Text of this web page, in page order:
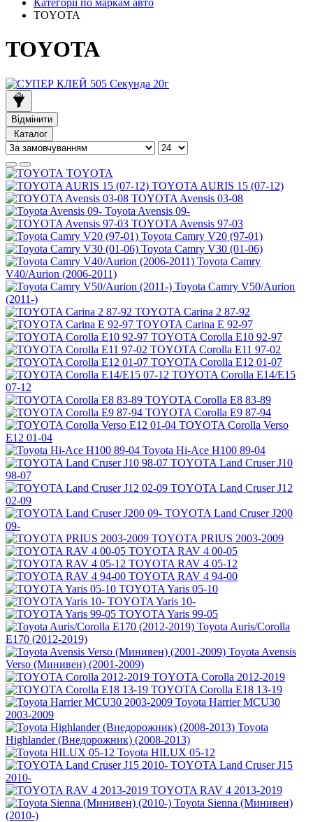
Категорії по маркам авто
TOYOTA
TOYOTA
Відмінити
Каталог
TOYOTA
TOYOTA AURIS 15 (07-12)
TOYOTA Avensis 03-08
Toyota Avensis 09-
TOYOTA Avensis 97-03
Toyota Camry V20 (97-01)
Toyota Camry V30 (01-06)
Toyota Camry
V40/Aurion (2006-2011)
Toyota Camry V50/Aurion
(2011-)
TOYOTA Carina 2 87-92
TOYOTA Carina E 92-97
TOYOTA Corolla E10 92-97
TOYOTA Corolla E11 97-02
TOYOTA Corolla E12 01-07
TOYOTA Corolla E14/E15
07-12
TOYOTA Corolla E8 83-89
TOYOTA Corolla E9 87-94
TOYOTA Corolla Verso
E12 01-04
Toyota Hi-Ace H100 89-04
TOYOTA Land Cruser J10
98-07
TOYOTA Land Cruser J12
02-09
TOYOTA Land Cruser J200
09-
TOYOTA PRIUS 2003-2009
TOYOTA RAV 4 00-05
TOYOTA RAV 4 05-12
TOYOTA RAV 4 94-00
TOYOTA Yaris 05-10
TOYOTA Yaris 10-
TOYOTA Yaris 99-05
Toyota Auris/Corolla
E170 (2012-2019)
Toyota Avensis
Verso (Минивен) (2001-2009)
TOYOTA Corolla 2012-2019
TOYOTA Corolla E18 13-19
Toyota Harrier MCU30
2003-2009
Toyota
Highlander (Внедорожник) (2008-2013)
Toyota HILUX 05-12
TOYOTA Land Cruser J15
2010-
TOYOTA RAV 4 2013-2019
Toyota Sienna (Минивен)
(2010-)